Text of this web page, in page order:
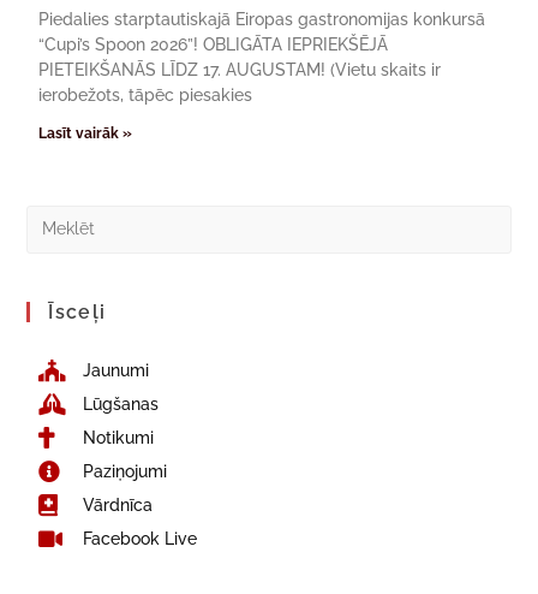
Piedalies starptautiskajā Eiropas gastronomijas konkursā
“Cupi’s Spoon 2026”! OBLIGĀTA IEPRIEKŠĒJĀ
PIETEIKŠANĀS LĪDZ 17. AUGUSTAM! (Vietu skaits ir
ierobežots, tāpēc piesakies
Lasīt vairāk »
Īsceļi
Jaunumi
Lūgšanas
Notikumi
Paziņojumi
Vārdnīca
Facebook Live